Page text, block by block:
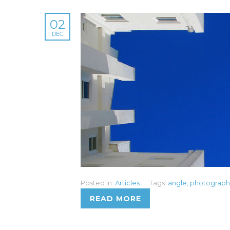
02
DEC
Posted in: Articles Tags: angle,
READ MORE